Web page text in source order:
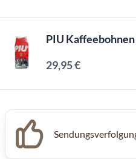
PIU
29,95 €